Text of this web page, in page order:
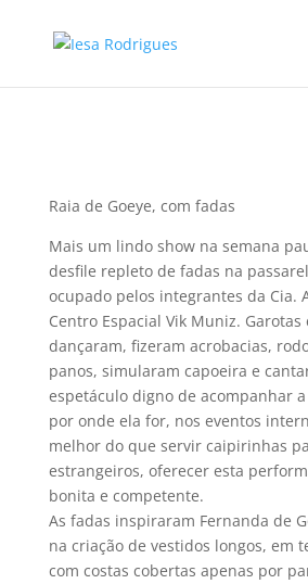
Raia de Goeye, com fadas
Mais um lindo show na semana
desfile repleto de fadas na
ocupado pelos integrantes da Cia.
Centro Espacial Vik Muniz. Garotas
dançaram, fizeram acrobacias,
panos, simularam capoeira e
espetáculo digno de acompanhar
por onde ela for, nos eventos
melhor do que servir caipirinhas
estrangeiros, oferecer esta
bonita e competente.
As fadas inspiraram Fernanda de
na criação de vestidos longos, em
com costas cobertas apenas por